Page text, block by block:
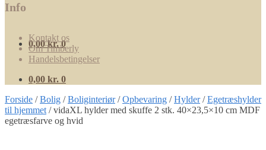
0,00kr. 0
Info
Kontakt os
Om Timberly
Handelsbetingelser
0,00 kr. 0
Forside /Bolig /Boliginteriør/Opbevaring /Hylder/Egetræshylder
til hjemmet /vidaXL hylder med skuffe 2 stk. 40×23,5×10 cm MDF
egetræsfarve og hvid